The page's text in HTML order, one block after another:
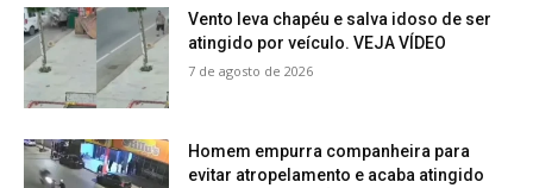
Vento leva chapéu e salva idoso de ser
atingido por veículo. VEJA VÍDEO
7 de agosto de 2026
Homem empurra companheira para
evitar atropelamento e acaba atingido